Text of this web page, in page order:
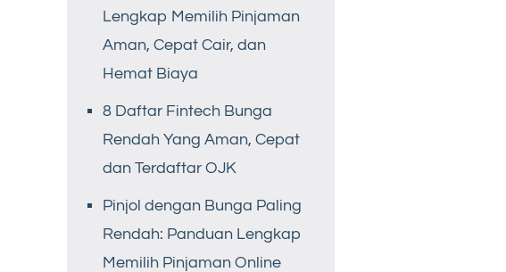
Lengkap Memilih Pinjaman
Aman, Cepat Cair, dan
Hemat Biaya
8 Daftar Fintech Bunga
Rendah Yang Aman, Cepat
dan Terdaftar OJK
Pinjol dengan Bunga Paling
Rendah: Panduan Lengkap
Memilih Pinjaman Online